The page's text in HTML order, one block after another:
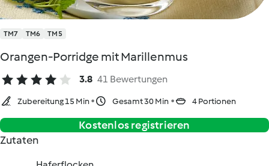
TM7 TM6 TM5
Orangen-Porridge mit Marillenmus
3.8 41 Bewertungen
Zubereitung 15 Min Gesamt 30 Min 4 Portionen
Kostenlos registrieren
Zutaten